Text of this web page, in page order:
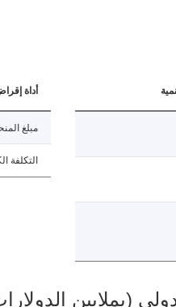
أداة
مبلغ
التكلفة
الدولارات) 2026/